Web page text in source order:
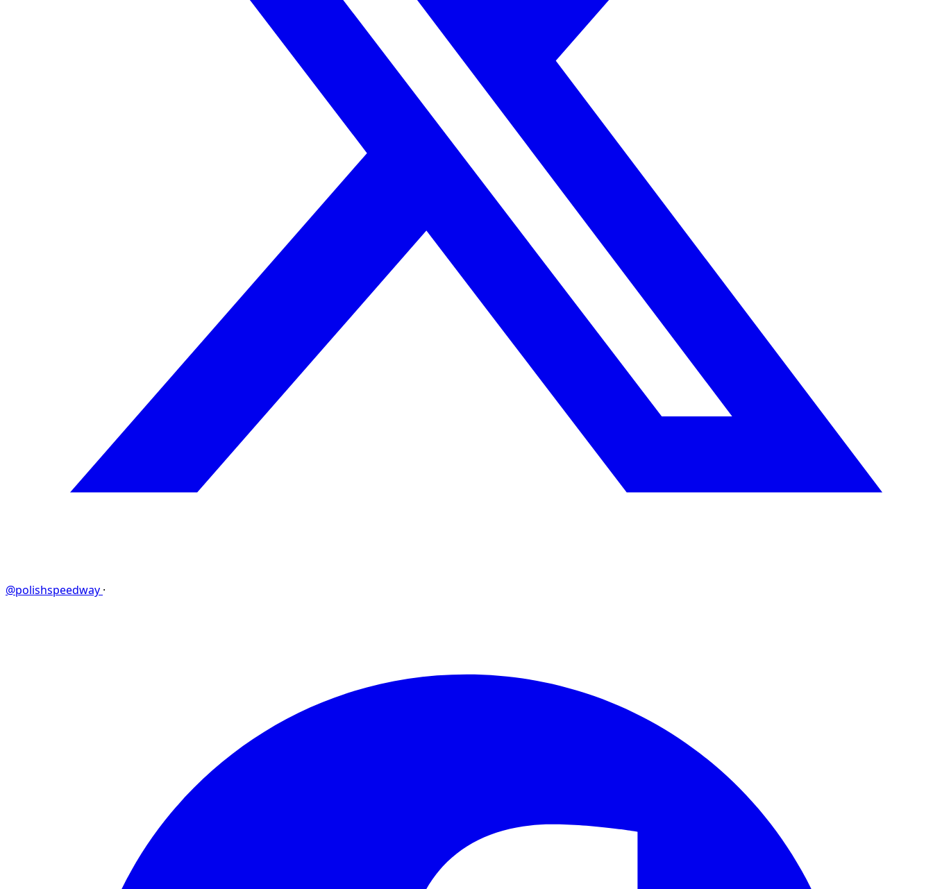
@polishspeedway ·